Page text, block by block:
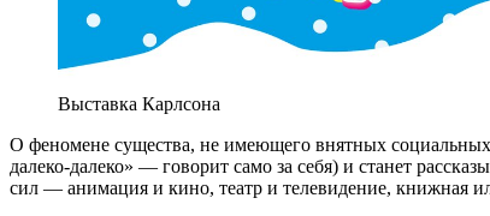
Выставка Карлсона
О феномене существа, не имеющего внятных социальных
далеко-далеко» — говорит само за себя) и станет
сил — анимация и кино, театр и телевидение, книжная